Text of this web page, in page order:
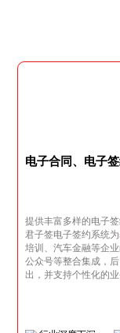
电子合同、电子
提供丰富多样的电子
君子签电子签约系统
培训、汽车金融等企
公众号等整合集成，
出，并支持个性化的